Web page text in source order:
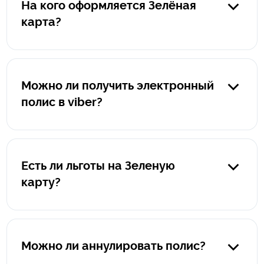
На кого оформляется Зелёная
карта?
Можно ли получить электронный
полис в viber?
электронный полис в pdf-формате, а также памятку "Что
границей".
Есть ли льготы на Зеленую
карту?
выезда за границу не предусмотрены.
Можно ли аннулировать полис?